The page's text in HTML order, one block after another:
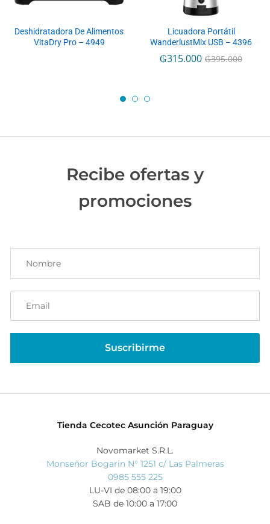
Deshidratadora De Alimentos
VitaDry Pro – 4949
Licuadora Portátil
WanderlustMix USB – 4396
₲315.000 ₲395.000
Recibe ofertas y
promociones
Tienda Cecotec Asunción Paraguay
Novomarket S.R.L.
Monseñor Bogarin N° 1251 c/ Las Palmeras
0985 555 225
LU-VI de 08:00 a 19:00
SAB de 10:00 a 17:00